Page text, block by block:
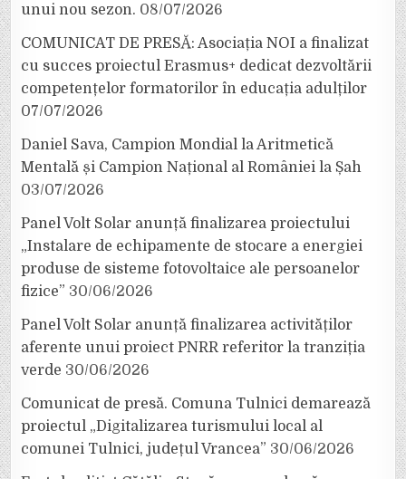
unui nou sezon. 08/07/2026
COMUNICAT DE PRESĂ: Asociația NOI a finalizat
cu succes proiectul Erasmus+ dedicat dezvoltării
competențelor formatorilor în educația adulților
07/07/2026
Daniel Sava, Campion Mondial la Aritmetică
Mentală și Campion Național al României la Șah
03/07/2026
Panel Volt Solar anunță finalizarea proiectului
„Instalare de echipamente de stocare a energiei
produse de sisteme fotovoltaice ale persoanelor
fizice” 30/06/2026
Panel Volt Solar anunță finalizarea activităților
aferente unui proiect PNRR referitor la tranziția
verde 30/06/2026
Comunicat de presă. Comuna Tulnici demarează
proiectul „Digitalizarea turismului local al
comunei Tulnici, județul Vrancea” 30/06/2026